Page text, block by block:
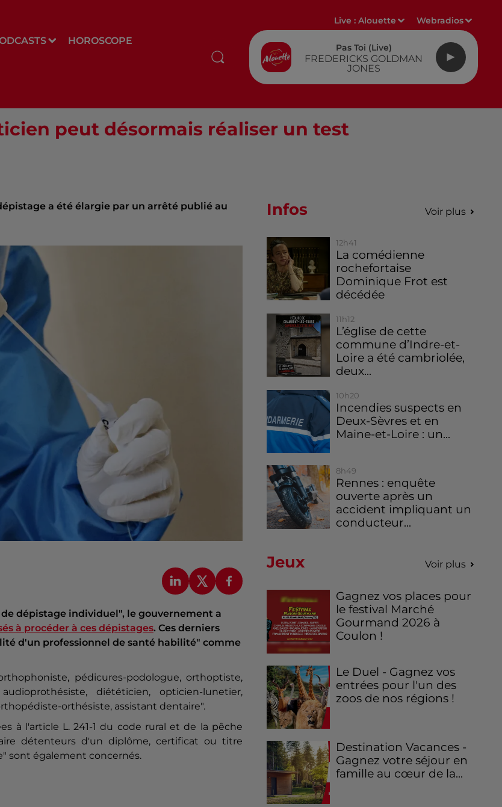
HOROSCOPE
Live :Alouette Webradios
Pas Toi (live)
FREDERICKS GOLDMAN
JONES
peut désormais réaliser un test
a été élargie par un arrêté publié au
dépistage individuel", le gouvernement a
à procéder à ces dépistages. Ces derniers
d'un professionnel de santé habilité" comme
pédicures-podologue, orthoptiste,
diététicien, opticien-lunetier,
orthésiste, assistant dentaire".
à l'article L. 241-1 du code rural et de la pêche
détenteurs d'un diplôme, certificat ou titre
sont également concernés.
Infos Voir plus
12h41
La comédienne
rochefortaise
Dominique Frot est
décédée
11h12
L’église de cette
commune d’Indre-et-
Loire a été cambriolée,
deux...
10h20
Incendies suspects en
Deux-Sèvres et en
Maine-et-Loire : un...
8h49
Rennes : enquête
ouverte après un
accident impliquant un
conducteur...
Jeux Voir plus
Gagnez vos places pour
le festival Marché
Gourmand 2026 à
Coulon !
Le Duel - Gagnez vos
entrées pour l'un des
zoos de nos régions !
Destination Vacances -
Gagnez votre séjour en
famille au cœur de la...